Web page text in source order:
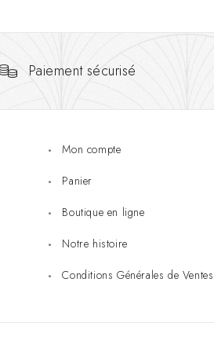
Paiement sécurisé
Mon compte
Panier
Boutique en ligne
Notre histoire
Conditions Générales de Ventes